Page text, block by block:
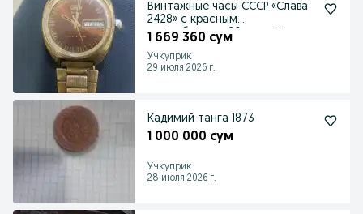
Винтажные часы СССР «Слава
2428» с красным
циферблатом, 26 камней, зол
1 669 360 сум
Учкуприк
29 июля 2026 г.
Кадимий танга 1873
1 000 000 сум
Учкуприк
28 июля 2026 г.